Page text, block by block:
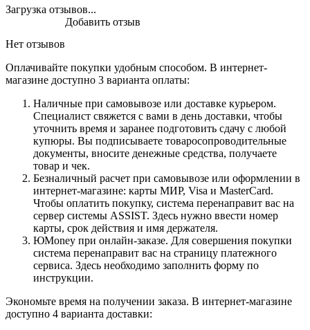
Загрузка отзывов...
Нет отзывов
Добавить отзыв
Оплачивайте покупки удобным способом. В интернет-
магазине доступно 3 варианта оплаты:
Наличные при самовывозе или доставке курьером.
Специалист свяжется с вами в день доставки, чтобы
уточнить время и заранее подготовить сдачу с любой
купюры. Вы подписываете товаросопроводительные
документы, вносите денежные средства, получаете
товар и чек.
Безналичный расчет при самовывозе или оформлении в
интернет-магазине: карты МИР, Visa и MasterCard.
Чтобы оплатить покупку, система перенаправит вас на
сервер системы ASSIST. Здесь нужно ввести номер
карты, срок действия и имя держателя.
ЮMoney при онлайн-заказе. Для совершения покупки
система перенаправит вас на страницу платежного
сервиса. Здесь необходимо заполнить форму по
инструкции.
Экономьте время на получении заказа. В интернет-магазине
доступно 4 варианта доставки: